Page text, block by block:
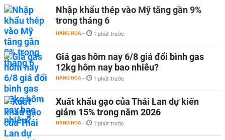
Nhập khẩu thép vào Mỹ tăng gần 9%
trong tháng 6
HÀNG HÓA - 1 phút trước
Giá gas hôm nay 6/8 giá đổi bình gas
12kg hôm nay bao nhiêu?
HÀNG HÓA - 1 phút trước
Xuất khẩu gạo của Thái Lan dự kiến
giảm 15% trong năm 2026
HÀNG HÓA - 1 phút trước